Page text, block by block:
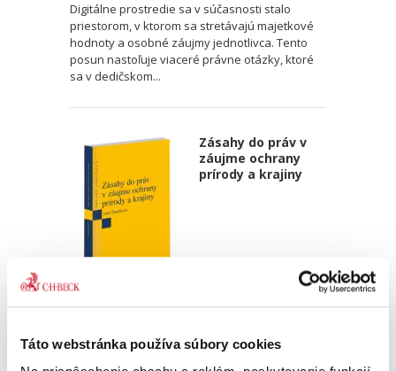
Táto webstránka používa súbory cookies
Digitálne prostredie sa v súčasnosti stalo
priestorom, v ktorom sa stretávajú majetkové
hodnoty a osobné záujmy jednotlivca. Tento
posun nastoľuje viaceré právne otázky, ktoré
sa v dedičskom...
Zásahy do práv v
záujme ochrany
prírody a krajiny
16,19 €bez DPH